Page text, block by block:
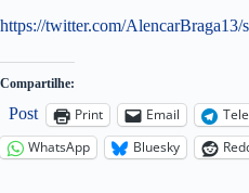
https://twitter.com/AlencarBraga13/
Compartilhe:
Post Print Email
WhatsApp
Bluesky